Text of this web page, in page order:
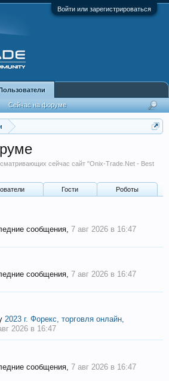
Войти или зарегистрироваться
сейчас сайт "Onix-Trade.Net - Best
Гости Роботы
сообщения, 7 авг 2026 в 16:47
сообщения, 7 авг 2026 в 16:47
2023 г. Форекс, торговля онлайн,
2026 в 16:47
сообщения, 7 авг 2026 в 16:47
Сейчас на форуме
сообщения профиля